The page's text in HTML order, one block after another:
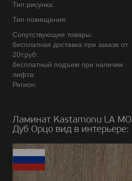
Тип рисунка:
Тип помещения:
Сопутствующие товары:
бесплатная доставка при заказе от
20т.руб:
бесплатный подъем при наличии
лифта:
Регион:
Ламинат Kastamonu LA
Дуб Орцо вид в интерьере: